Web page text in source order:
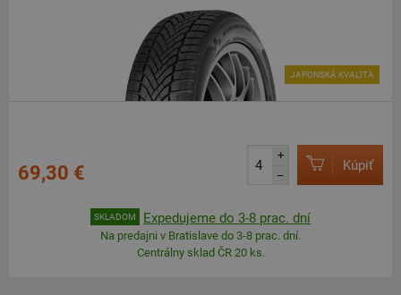
JAPONSKÁ KVALITA
69,30 €
+
–
Kúpiť
SKLADOM Expedujeme do 3-8 prac. dní
Na predajni v Bratislave do 3-8 prac. dní.
Centrálny sklad ČR 20 ks.